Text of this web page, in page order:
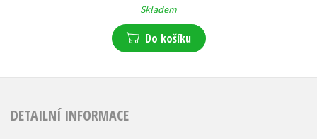
Skladem
Do košíku
DETAILNÍ INFORMACE